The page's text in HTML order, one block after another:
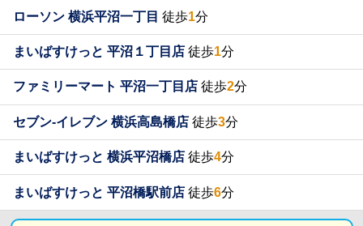
ローソン 横浜平沼一丁目 徒歩1分
まいばすけっと 平沼１丁目店 徒歩1分
ファミリーマート 平沼一丁目店 徒歩2分
セブン-イレブン 横浜高島橋店 徒歩3分
まいばすけっと 横浜平沼橋店 徒歩4分
まいばすけっと 平沼橋駅前店 徒歩6分